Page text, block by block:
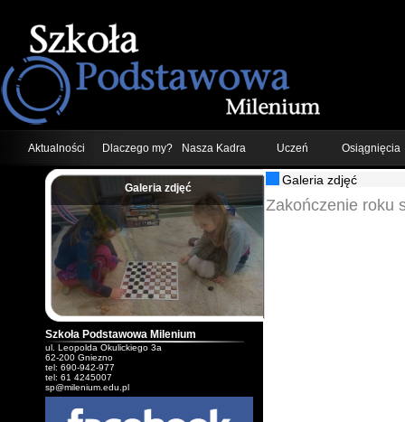
Aktualności Dlaczego my? Nasza Kadra Uczeń Osiągnięcia
Galeria zdjęć
Szkoła Podstawowa Milenium
ul. Leopolda Okulickiego 3a
62-200 Gniezno
tel: 690-942-977
tel: 61 4245007
sp@milenium.edu.pl
Galeria zdjęć
Zakończenie roku